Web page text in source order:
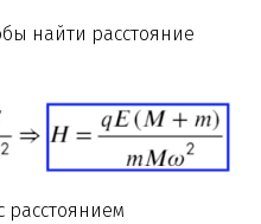
найти расстояние
расстоянием